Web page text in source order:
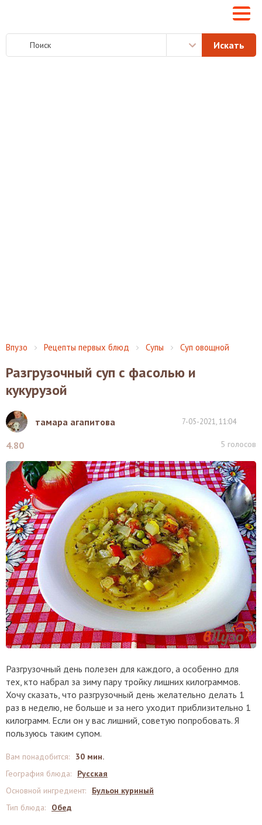
Впузо Рецепты первых блюд Супы Суп овощной
Разгрузочный суп с фасолью и
кукурузой
тамара агапитова 7-05-2021, 11:04
4.80 5 голосов
Разгрузочный день полезен для каждого, а особенно для
тех, кто набрал за зиму пару тройку лишних килограммов.
Хочу сказать, что разгрузочный день желательно делать 1
раз в неделю, не больше и за него уходит приблизительно 1
килограмм. Если он у вас лишний, советую попробовать. Я
пользуюсь таким супом.
Вам понадобится:
30 мин.
География блюда:
Русская
Основной ингредиент:
Бульон куриный
Тип блюда: Обед